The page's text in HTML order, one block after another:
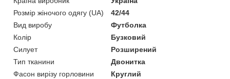
Розмір жіночого одягу (UA)
42/44
Вид виробу
Футболка
Колір
Бузковий
Силует
Розширений
Тип тканини
Двонитка
Фасон вирізу горловини
Круглий